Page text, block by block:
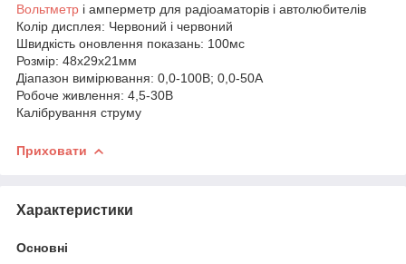
Вольтметр і амперметр для радіоаматорів і автолюбителів
Колір дисплея: Червоний і червоний
Швидкість оновлення показань: 100мс
Розмір: 48х29х21мм
Діапазон вимірювання: 0,0-100В; 0,0-50A
Робоче живлення: 4,5-30В
Калібрування струму
Приховати
Характеристики
Основні